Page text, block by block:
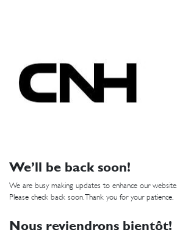
We’ll be back soon!
We are busy making updates to enhance our website.
Please check back soon. Thank you for your patience.
Nous reviendrons bientôt!